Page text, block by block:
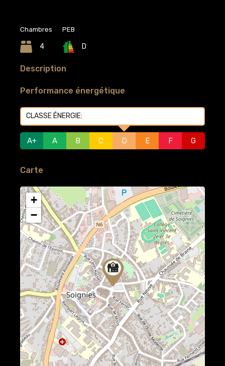
Chambres
4
PEB
D
Description
Performance énergétique
CLASSE ÉNERGIE:
A+ A B C D E F G
Carte
+
−